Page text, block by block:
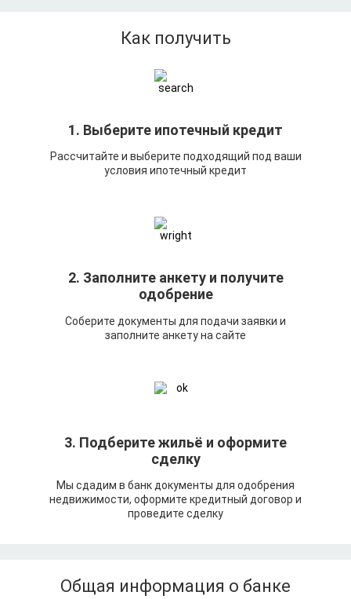
Как получить
1. Выберите ипотечный кредит
Рассчитайте и выберите подходящий под ваши
условия ипотечный кредит
2. Заполните анкету и получите
одобрение
Соберите документы для подачи заявки и
заполните анкету на сайте
3. Подберите жильё и оформите
сделку
Мы сдадим в банк документы для одобрения
недвижимости, оформите кредитный договор и
проведите сделку
Общая информация о банке